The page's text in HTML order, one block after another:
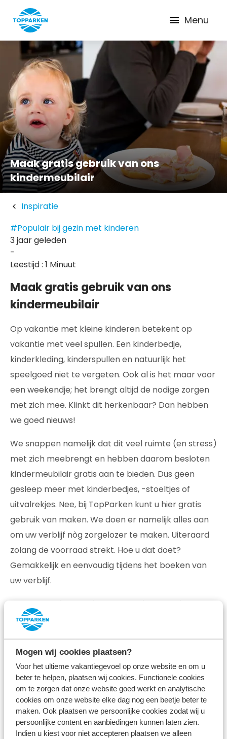
Mogen wij cookies plaatsen?
Voor het ultieme vakantiegevoel op onze website en om u
beter te helpen, plaatsen wij cookies. Functionele cookies
om te zorgen dat onze website goed werkt en analytische
cookies om onze website elke dag nog een beetje beter te
maken. Ook plaatsen we persoonlijke cookies zodat wij u
persoonlijke content en aanbiedingen kunnen laten zien.
Indien u kiest voor niet accepteren plaatsen we alleen
Menu
Maak gratis gebruik van ons
kindermeubilair
Inspiratie
#Populair bij gezin met kinderen
3 jaar geleden
-
Leestijd : 1 Minuut
Maak gratis gebruik van ons
kindermeubilair
Op vakantie met kleine kinderen betekent op
vakantie met veel spullen. Een kinderbedje,
kinderkleding, kinderspullen en natuurlijk het
speelgoed niet te vergeten. Ook al is het maar voor
een weekendje; het brengt altijd de nodige zorgen
met zich mee. Klinkt dit herkenbaar? Dan hebben
we goed nieuws!
We snappen namelijk dat dit veel ruimte (en stress)
met zich meebrengt en hebben daarom besloten
kindermeubilair gratis aan te bieden. Dus geen
gesleep meer met kinderbedjes, -stoeltjes of
uitvalrekjes. Nee, bij TopParken kunt u hier gratis
gebruik van maken. We doen er namelijk alles aan
om uw verblijf nòg zorgelozer te maken. Uiteraard
zolang de voorraad strekt. Hoe u dat doet?
Gemakkelijk en eenvoudig tijdens het boeken van
uw verblijf.
- Maak gratis gebruik van onze kinderbedjes, -
stoeltjes en/of uitvalrekjes -
Boek nu een verblijf
Wist u dat ➡️ TopParken één van de weinige
vakantie-aanbieders is die het gebruik van
kindermeubilair gratis aanbiedt?